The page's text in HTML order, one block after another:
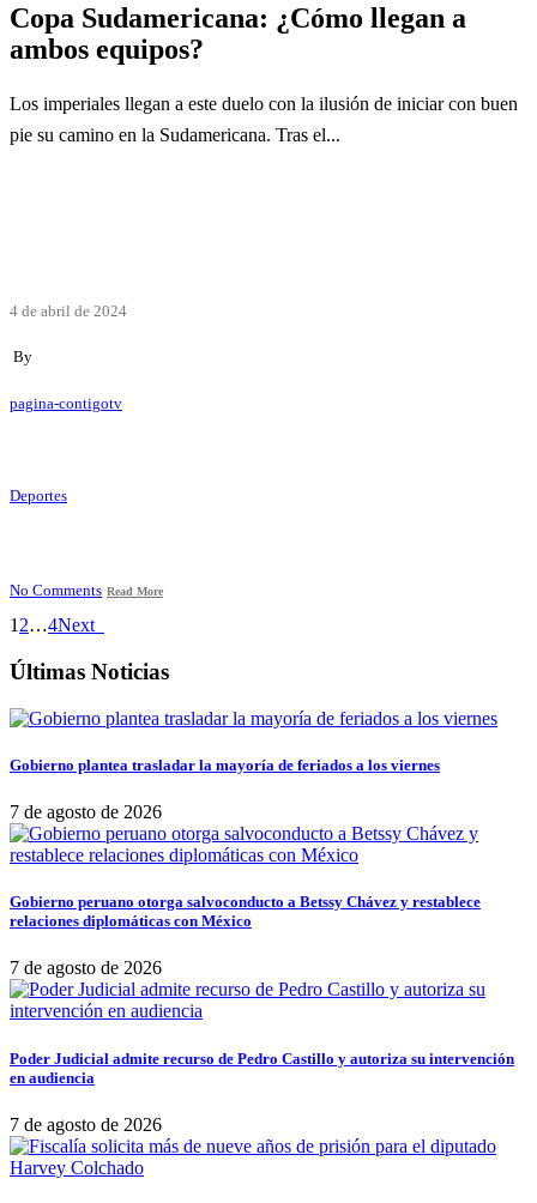
Copa Sudamericana: ¿Cómo llegan a
ambos equipos?
Los imperiales llegan a este duelo con la ilusión de iniciar con buen
pie su camino en la Sudamericana. Tras el...
4 de abril de 2024
By
pagina-contigotv
Deportes
No Comments Read More
1 2…4Next
Últimas Noticias
Gobierno plantea trasladar la mayoría de feriados a los viernes
7 de agosto de 2026
Gobierno peruano otorga salvoconducto a Betssy Chávez y restablece
relaciones diplomáticas con México
7 de agosto de 2026
Poder Judicial admite recurso de Pedro Castillo y autoriza su intervención
en audiencia
7 de agosto de 2026